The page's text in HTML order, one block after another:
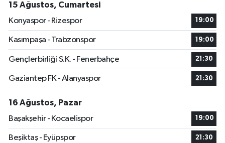
15 Ağustos, Cumartesi
Konyaspor - Rizespor
19:00
Kasımpaşa - Trabzonspor 19:00
Gençlerbirliği S.K. - Fenerbahçe 21:30
Gaziantep FK - Alanyaspor 21:30
16 Ağustos, Pazar
Başakşehir - Kocaelispor
19:00
Beşiktaş - Eyüpspor 21:30